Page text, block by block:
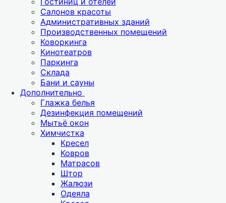
Салонов красоты
Административных зданий
Производственных помещений
Коворкинга
Кинотеатров
Паркинга
Склада
Бани и сауны
Дополнительно
Глажка белья
Дезинфекция помещений
Мытьё окон
Химчистка
Кресел
Ковров
Матрасов
Штор
Жалюзи
Одеяла